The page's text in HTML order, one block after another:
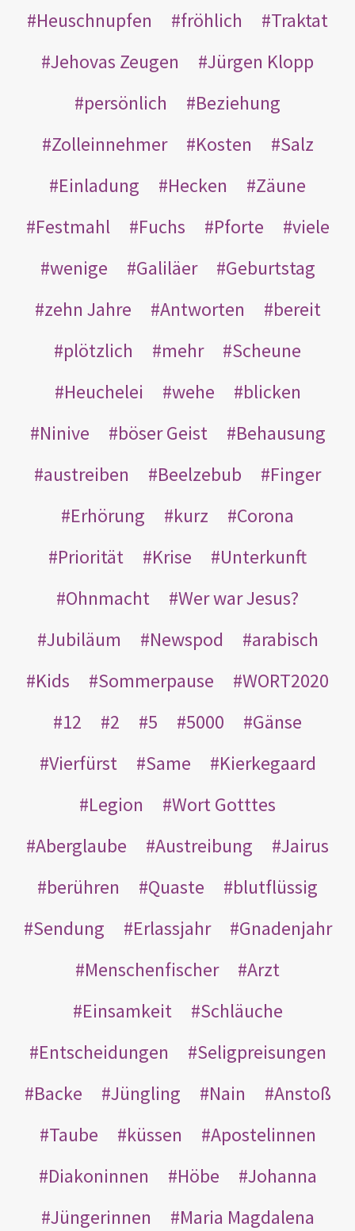
Heuschnupfen fröhlich
Traktat
Jehovas Zeugen
Jürgen Klopp
persönlich
Beziehung
Zolleinnehmer
Kosten
Salz
Einladung
Hecken
Zäune
Festmahl
Fuchs Pforte
viele
wenige
Galiläer
Geburtstag
zehn Jahre
Antworten
bereit
plötzlich
mehr
Scheune
Heuchelei
wehe
blicken
Ninive
böser Geist
Behausung
austreiben
Beelzebub
Finger
Erhörung
kurz
Corona
Priorität
Krise
Unterkunft
Ohnmacht
Wer war Jesus?
Jubiläum
Newspod
arabisch
Kids
Sommerpause
WORT2020
12
2 5 5000
Gänse
Vierfürst
Same
Kierkegaard
Legion
Wort Gotttes
Aberglaube
Austreibung
Jairus
berühren
Quaste
blutflüssig
Sendung
Erlassjahr
Gnadenjahr
Menschenfischer
Arzt
Einsamkeit
Schläuche
Entscheidungen
Seligpreisungen
Backe
Jüngling Nain
Anstoß
Taube
küssen
Apostelinnen
Diakoninnen
Höbe
Johanna
Jüngerinnen
Maria Magdalena